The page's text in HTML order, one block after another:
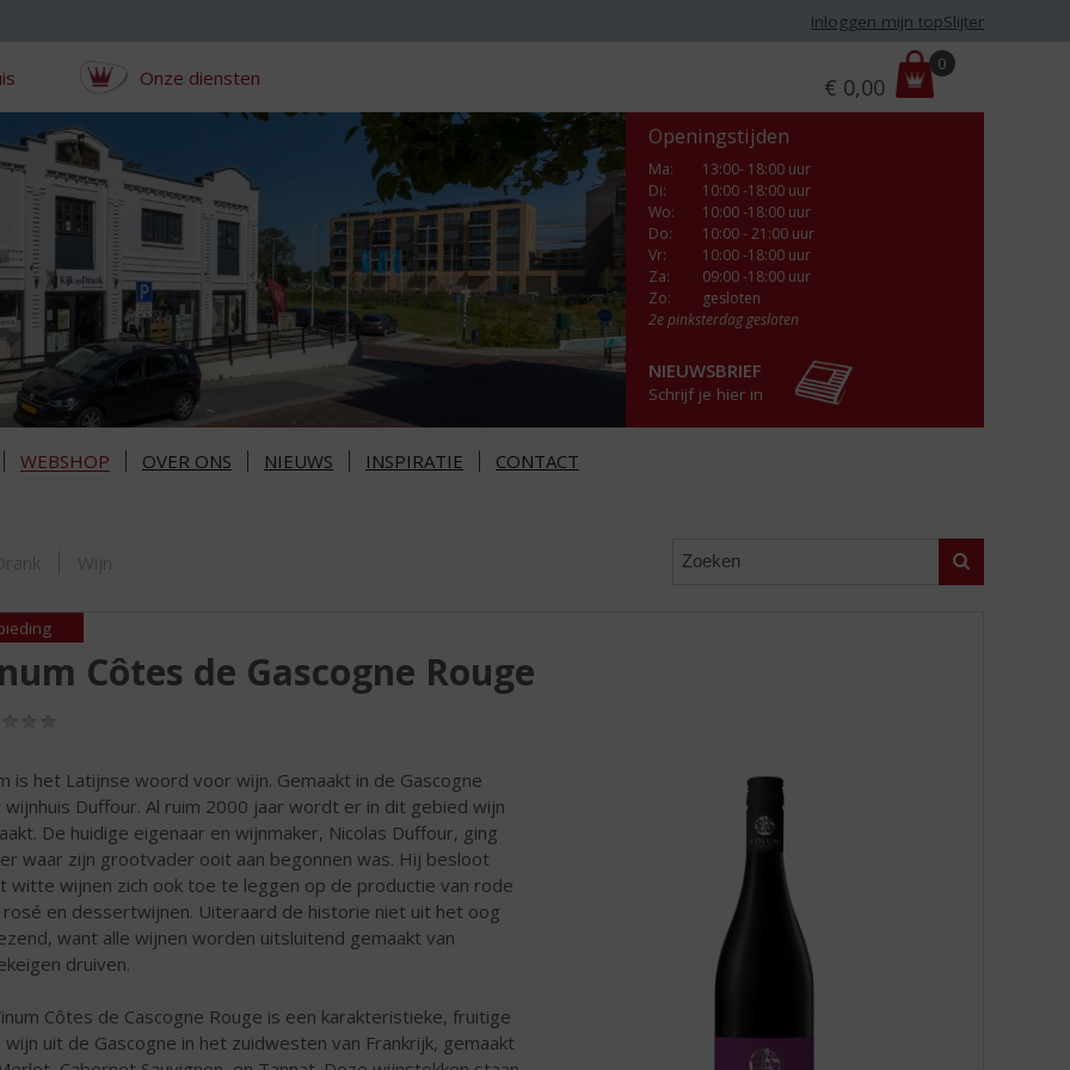
Inloggen mijn topSlijter
Onze diensten
r
i
€ 0,00
0
Openingstijden
Ma:
13:00- 18:00 uur
Di:
10:00 -18:00 uur
Wo:
10:00 -18:00 uur
Do:
10:00 - 21:00 uur
Vr:
10:00 -18:00 uur
Za:
09:00 -18:00 uur
Zo:
gesloten
2e pinksterdag gesloten
NIEUWSBRIEF
Schrijf je hier in
WEBSHOP OVER ONS NIEUWS INSPIRATIE CONTACT
Zoeken
Wijn
Côtes de Gascogne Rouge
is het Latijnse woord voor wijn. Gemaakt in de Gascogne
wijnhuis Duffour. Al ruim 2000 jaar wordt er in dit gebied wijn
De huidige eigenaar en wijnmaker, Nicolas Duffour, ging
waar zijn grootvader ooit aan begonnen was. Hij besloot
witte wijnen zich ook toe te leggen op de productie van rode
rosé en dessertwijnen. Uiteraard de historie niet uit het oog
want alle wijnen worden uitsluitend gemaakt van
druiven.
Côtes de Cascogne Rouge is een karakteristieke, fruitige
wijn uit de Gascogne in het zuidwesten van Frankrijk, gemaakt